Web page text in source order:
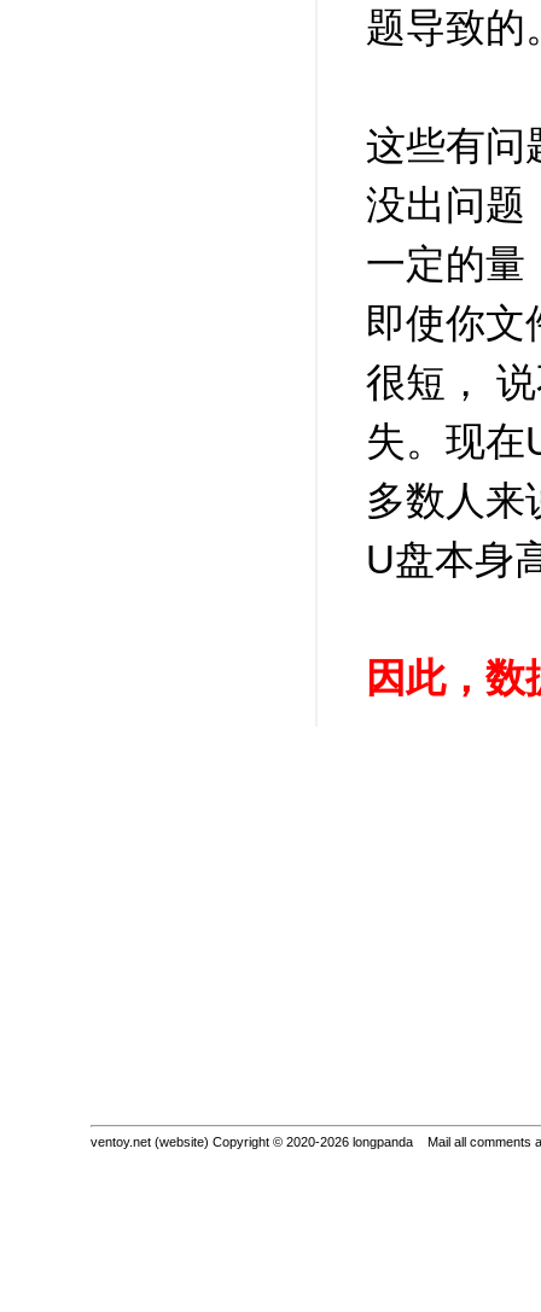
题导致的
这些有问
没出问题
一定的量
即使你文
很短，
失。现在
多数人来
U盘本身
因此，
ventoy.net (website) Copyright © 2020-2026 longpanda Mail all comments